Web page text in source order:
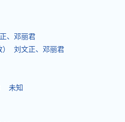
、邓丽君
） 刘文正、邓丽君
未知